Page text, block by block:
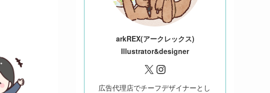
arkREX(アークレックス)
Illustrator&designer
X Instagram
広告代理店でチーフデザイナーとし